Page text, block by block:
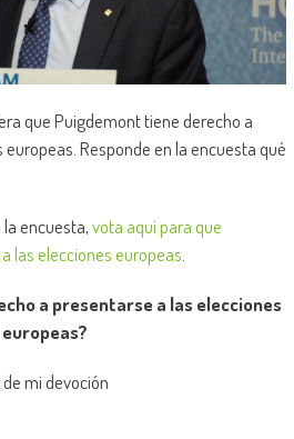
que Puigdemont tiene derecho a
Responde en la encuesta qué
encuesta,vota aquí para que
las elecciones europeas.
a presentarse a las elecciones
europeas?
mi devoción